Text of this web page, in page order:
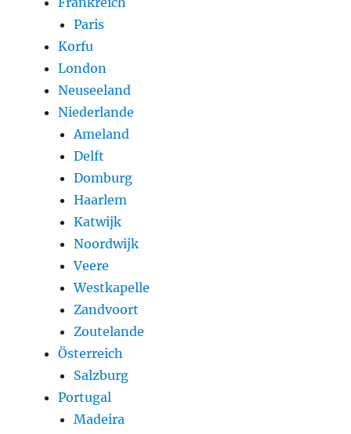
Paris
Korfu
London
Neuseeland
Niederlande
Ameland
Delft
Domburg
Haarlem
Katwijk
Noordwijk
Veere
Westkapelle
Zandvoort
Zoutelande
Österreich
Salzburg
Portugal
Madeira